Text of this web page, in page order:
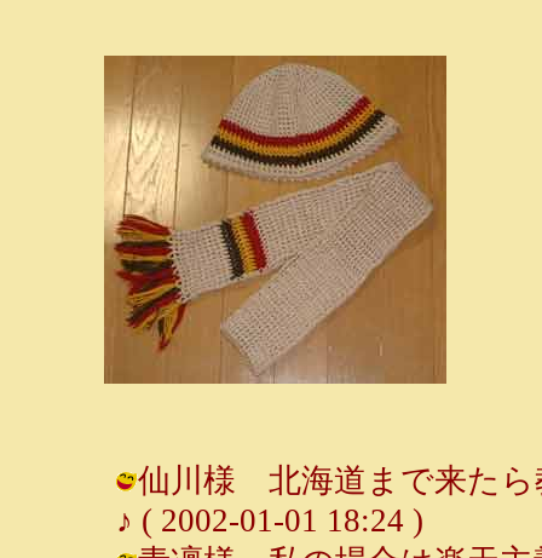
仙川様 北海道まで来たら
♪ ( 2002-01-01 18:24 )